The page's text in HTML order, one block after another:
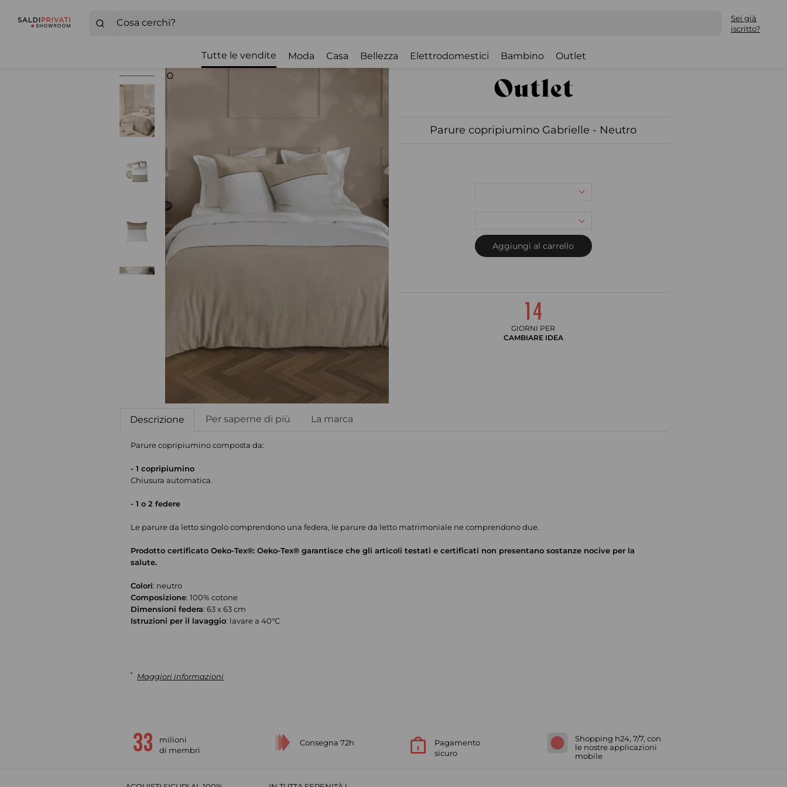
Sei già
iscritto?
Tutte le vendite Moda Casa Bellezza Elettrodomestici Bambino Outlet
Parure copripiumino Gabrielle - Neutro
Aggiungi al carrello
GIORNI PER
CAMBIARE IDEA
Descrizione Per saperne di più La marca
Parure copripiumino composta da:
- 1 copripiumino
Chiusura automatica.
- 1 o 2 federe
Le parure da letto singolo comprendono una federa, le parure da letto matrimoniale ne comprendono due.
Prodotto certificato Oeko-Tex®: Oeko-Tex® garantisce che gli articoli testati e certificati non presentano sostanze nocive per la
salute.
Colori: neutro
Composizione: 100% cotone
Dimensioni federa: 63 x 63 cm
Istruzioni per il lavaggio: lavare a 40°C
* Maggiori informazioni
milioni
di membri
Consegna 72h
Pagamento
sicuro
Shopping h24, 7/7, con
le nostre applicazioni
mobile